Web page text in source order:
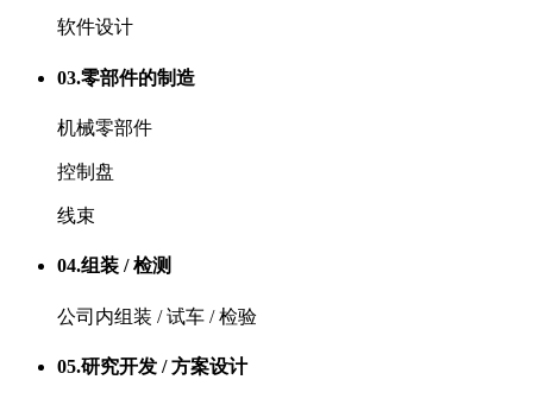
软件设计
03.零部件的制造
机械零部件
控制盘
线束
04.组装 / 检测
公司内组装 / 试车 / 检验
05.研究开发 / 方案设计